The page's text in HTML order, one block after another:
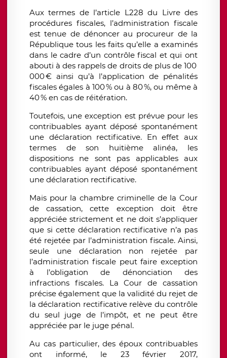
Aux termes de l’article L228 du Livre des
procédures fiscales, l’administration fiscale
est tenue de dénoncer au procureur de la
République tous les faits qu’elle a examinés
dans le cadre d’un contrôle fiscal et qui ont
abouti à des rappels de droits de plus de 100
000€ ainsi qu’à l’application de pénalités
fiscaleségales à 100% ou à 80%, ou mêmeà
40% en cas de réitération.
Toutefois, une exception est prévue pour les
contribuables ayant déposé spontanément
une déclaration rectificative. En effet aux
termes de son huitième alinéa, les
dispositions ne sont pas applicables aux
contribuables ayant déposé spontanément
une déclaration rectificative.
Mais pour la chambre criminelle de la Cour
de cassation, cette exception doit être
appréciée strictement et ne doit s’appliquer
que si cette déclaration rectificative n’a pas
été rejetée par l’administration fiscale. Ainsi,
seule une déclaration non rejetée par
l’administration fiscale peut faire exception
à l’obligation de dénonciation des
infractions fiscales. La Cour de cassation
précise également que la validité du rejet de
la déclaration rectificative relève du contrôle
du seul juge de l’impôt, et ne peut être
appréciée par le juge pénal.
Au cas particulier, des époux contribuables
ont informé, le 23 février 2017,